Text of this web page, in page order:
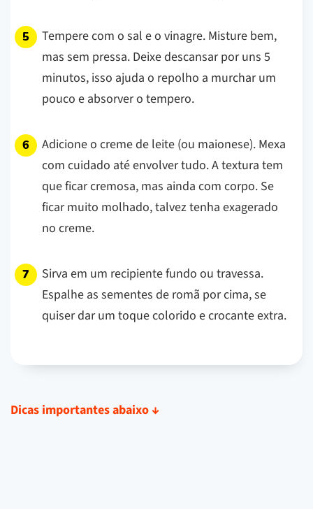
Tempere com o sal e o vinagre. Misture bem,
mas sem pressa. Deixe descansar por uns 5
minutos, isso ajuda o repolho a murchar um
pouco e absorver o tempero.
Adicione o creme de leite (ou maionese). Mexa
com cuidado até envolver tudo. A textura tem
que ficar cremosa, mas ainda com corpo. Se
ficar muito molhado, talvez tenha exagerado
no creme.
Sirva em um recipiente fundo ou travessa.
Espalhe as sementes de romã por cima, se
quiser dar um toque colorido e crocante extra.
Dicas importantes abaixo ↓